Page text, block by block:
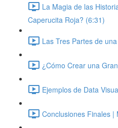
La Magia de las
Caperucita Roja? (6:31)
Las Tres Partes de
¿Cómo Crear una
Ejemplos de Data
Conclusiones Finales |